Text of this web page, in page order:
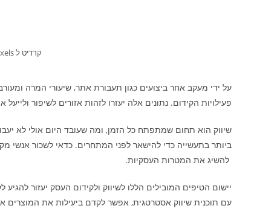
קרדיט ל fauxels באתר PEXELS
על ידי מעקב אחר ביצועים כגון תעבורת אתר, שיעורי המרה
פעילויות הקידום. נתונים אלה יעזרו לזהות אזורים לשיפור
שיווק הוא תחום שמתפתח כל הזמן, ומה שעובד היום אולי לא
ביותר בתעשייה כדי להישאר לפני המתחרים. כדאי לשכור אנשי
להשיג את המטרות העסקיות.
יישום הטיפים המובילים הללו לשיווק ולקידום העסק יעזור
עם תוכנית שיווק אסטרטגית, אפשר לקדם ביעילות את המוצרים